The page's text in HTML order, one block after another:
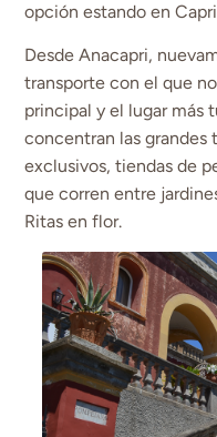
opción estando en
Desde Anacapri,
transporte con el que
principal y el lugar más
concentran las grandes
exclusivos, tiendas de
que corren entre
Ritas en flor.